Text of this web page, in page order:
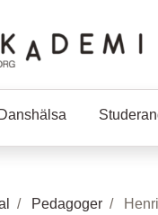
Danshälsa
Pedagoger